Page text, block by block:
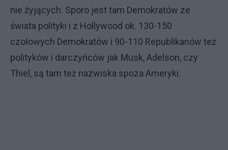
nie żyjących. Sporo jest tam Demokratów ze
świata polityki i z Hollywood ok. 130-150
czołowych Demokratów i 90-110 Republikanów też
polityków i darczyńców jak Musk, Adelson, czy
Thiel, są tam też nazwiska spoza Ameryki.